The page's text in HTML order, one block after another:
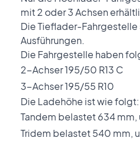
mit 2 oder 3 Achsen
Die Tieflader-
Ausführungen.
Die Fahrgestelle haben
2-Achser 195/50 R13 C
3-Achser 195/55 R10
Die Ladehöhe ist wie folgt:
Tandem belastet 634
Tridem belastet 540 mm,